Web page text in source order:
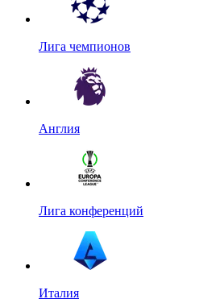
Лига чемпионов
Англия
Лига конференций
Италия